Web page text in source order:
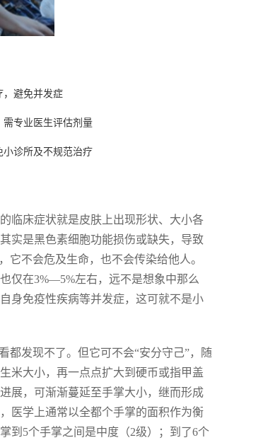
，避免并发症
专业医生评估剂量
诊所及不规范治疗
临床症状就是皮肤上出现形状、大小各
实是黑色素细胞功能损伤或缺失，导致
它不会危及生命，也不会传染给他人。
仅在3%—5%左右，远不是想象中那么
身免疫性疾病等并发症，这可就不是小
都发现不了。但它可不会“安分守己”，随
米大小，再一点点扩大到硬币或指甲盖
展，可渐渐蔓延至手掌大小，继而形成
医学上通常以全都个手掌的面积作为衡
到5个手掌之间是中度（2级）；到了6个